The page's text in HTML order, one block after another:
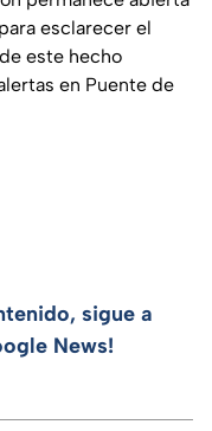
esclarecer el
este hecho
en Puente de
sigue a
News!